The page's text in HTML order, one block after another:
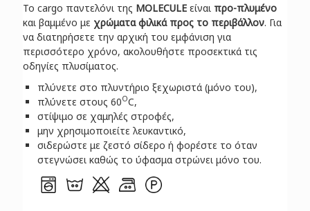
Το cargo παντελόνι της MOLECULE είναι προ-πλυμένο
και βαμμένο με χρώματα φιλικά προς το περιβάλλον. Για
να διατηρήσετε την αρχική του εμφάνιση για
περισσότερο χρόνο, ακολουθήστε προσεκτικά τις
οδηγίες πλυσίματος.
πλύνετε στο πλυντήριο ξεχωριστά (μόνο του),
πλύνετε στους 60OC,
στίψιμο σε χαμηλές στροφές,
μην χρησιμοποιείτε λευκαντικό,
σιδερώστε με ζεστό σίδερο ή φορέστε το όταν
στεγνώσει καθώς το ύφασμα στρώνει μόνο του.